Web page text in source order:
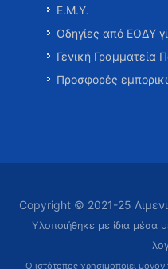
Ε.Μ.Υ.
Οδηγίες από ΕΟΔΥ
Γενική Γραμματεία
Προσφορές
Copyright © 2021-25
Υλοποιήθηκε με ίδια μέσα
Ο ιστότοπος χρησιμοποιεί